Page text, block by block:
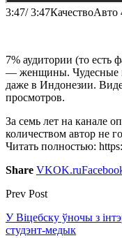
3:47/ 3:47КачествоАвто
7% аудитории (то есть
— женщины. Чудесные
даже в Индонезии.
просмотров.
За семь лет на канале
количеством автор не
Читать полностью:
Share VKOK.ru
Prev Post
У Віцебску ўночы з
студэнт-медык